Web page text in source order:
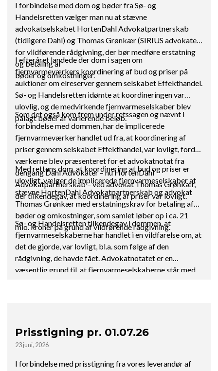
I forbindelse med dom og bøder fra Sø- og
Handelsretten vælger man nu at stævne
advokatselskabet HortenDahl Advokatpartnerskab
(tidligere Dahl) og Thomas Grønkær (SIRIUS advokater)
for vildførende rådgivning, der bør medføre erstatning
og betaling af
bøder og omkostninger.
I efteråret landede der dom i sagen om
fjernvarmeværkers koordinering af bud og priser på
auktioner om elreserver gennem selskabet Effekthandel.
Sø- og Handelsretten idømte at koordineringen var
ulovlig, og de medvirkende fjernvarmeselskaber blev
pålagt bøder af varierende beløb.
Som det også kom frem under retssagen og nævnt i
forbindelse med dommen, har de implicerede
fjernvarmeværker handlet ud fra, at koordinering af
priser gennem selskabet Effekthandel, var lovligt, fordi
værkerne blev præsenteret for et advokatnotat fra
dengang Dahl Advokater – nu HortenDahl
Advokatpartnerskab – ved advokat Thomas Grønkær,
der tilkendegav, at koordinering af priser var lovligt.
Med rettens dom, at koordinering at bud og priser er
ulovligt, vælger de implicerede fjernvarmeselskaber at
stævne HortenDahl Advokatpartnerskab og advokat
Thomas Grønkær med erstatningskrav for betaling af
bøder og omkostninger, som samlet løber op i ca. 21
mio. kroner på grund af vildførende rådgivning.
Sø- og Handelsretten tilkendegav i dommen, at
fjernvarmeselskaberne har handlet i en vildfarelse om, at
det de gjorde, var lovligt, bl.a. som følge af den
rådgivning, de havde fået. Advokatnotatet er en
væsentlig grund til, at fjernvarmeselskaberne står med
partner i Advokatfirmaet Energi & Miljø
Prisstigning pr. 01.07.26
23 juni, 2026
I forbindelse med prisstigning fra vores leverandør af